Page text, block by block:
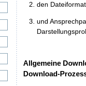
den
und
Allgemeine
Download-